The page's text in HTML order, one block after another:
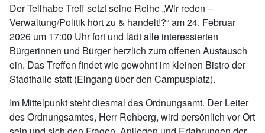
Der Teilhabe Treff setzt seine Reihe „Wir reden –
Verwaltung/Politik hört zu & handelt!?“ am 24. Februar
2026 um 17:00 Uhr fort und lädt alle interessierten
Bürgerinnen und Bürger herzlich zum offenen Austausch
ein. Das Treffen findet wie gewohnt im kleinen Bistro der
Stadthalle statt (Eingang über den Campusplatz).
Im Mittelpunkt steht diesmal das Ordnungsamt. Der Leiter
des Ordnungsamtes, Herr Rehberg, wird persönlich vor Ort